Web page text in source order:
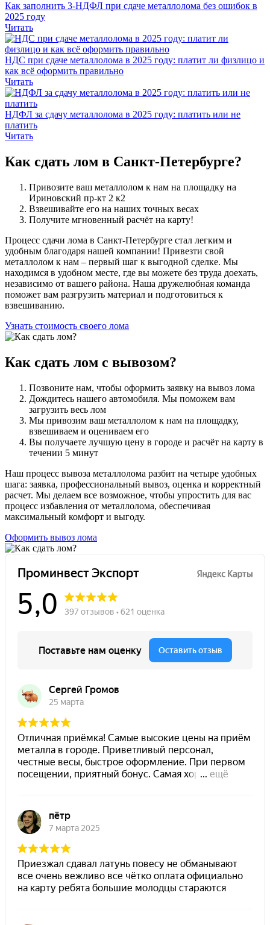
Как заполнить 3-НДФЛ при сдаче металлолома без ошибок в
2025 году
Читать
НДС при сдаче металлолома в 2025 году: платит ли физлицо и
как всё оформить правильно
Читать
НДФЛ за сдачу металлолома в 2025 году: платить или не
платить
Читать
Как сдать лом в Санкт-Петербурге?
Привозите ваш металлолом к нам на площадку на
Ириновский пр-кт 2 к2
Взвешивайте его на наших точных весах
Получите мгновенный расчёт на карту!
Процесс сдачи лома в Санкт-Петербурге стал легким и
удобным благодаря нашей компании! Привезти свой
металлолом к нам – первый шаг к выгодной сделке. Мы
находимся в удобном месте, где вы можете без труда доехать,
независимо от вашего района. Наша дружелюбная команда
поможет вам разгрузить материал и подготовиться к
взвешиванию.
Узнать стоимость своего лома
Как сдать лом с вывозом?
Позвоните нам, чтобы оформить заявку на вывоз лома
Дождитесь нашего автомобиля. Мы поможем вам
загрузить весь лом
Мы привозим ваш металлолом к нам на площадку,
взвешиваем и оцениваем его
Вы получаете лучшую цену в городе и расчёт на карту в
течении 5 минут
Наш процесс вывоза металлолома разбит на четыре удобных
шага: заявка, профессиональный вывоз, оценка и корректный
расчет. Мы делаем все возможное, чтобы упростить для вас
процесс избавления от металлолома, обеспечивая
максимальный комфорт и выгоду.
Оформить вывоз лома